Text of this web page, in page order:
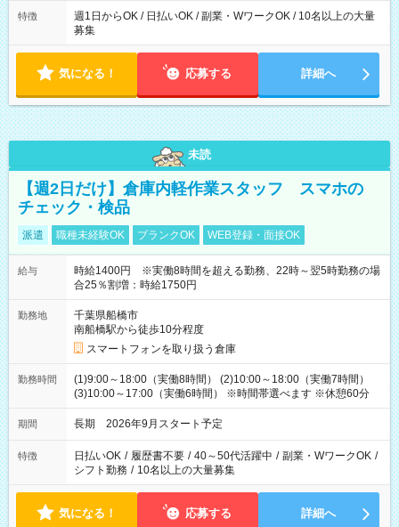
特徴
週1日からOK / 日払いOK / 副業・WワークOK / 10名以上の大量
募集
気になる！ 応募する 詳細へ
未読
【週2日だけ】倉庫内軽作業スタッフ スマホの
チェック・検品
派遣 職種未経験OK ブランクOK WEB登録・面接OK
給与
時給1400円 ※実働8時間を超える勤務、22時～翌5時勤務の場
合25％割増：時給1750円
勤務地
千葉県船橋市
南船橋駅から徒歩10分程度
スマートフォンを取り扱う倉庫
勤務時間
(1)9:00～18:00（実働8時間） (2)10:00～18:00（実働7時間）
(3)10:00～17:00（実働6時間） ※時間帯選べます ※休憩60分
期間 長期 2026年9月スタート予定
特徴 日払いOK / 履歴書不要 / 40～50代活躍中 / 副業・WワークOK /
シフト勤務 / 10名以上の大量募集
気になる！ 応募する 詳細へ